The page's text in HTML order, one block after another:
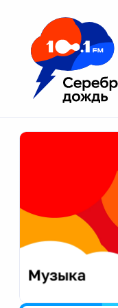
Москва 100.1 FM
Апатиты
Екатеринбург
Калининград
Калуга